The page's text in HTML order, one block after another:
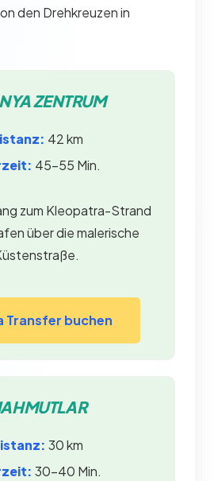
den Drehkreuzen in
ZENTRUM
42 km
45–55 Min.
zum Kleopatra-Strand
über die malerische
Transfer buchen
30 km
30–40 Min.